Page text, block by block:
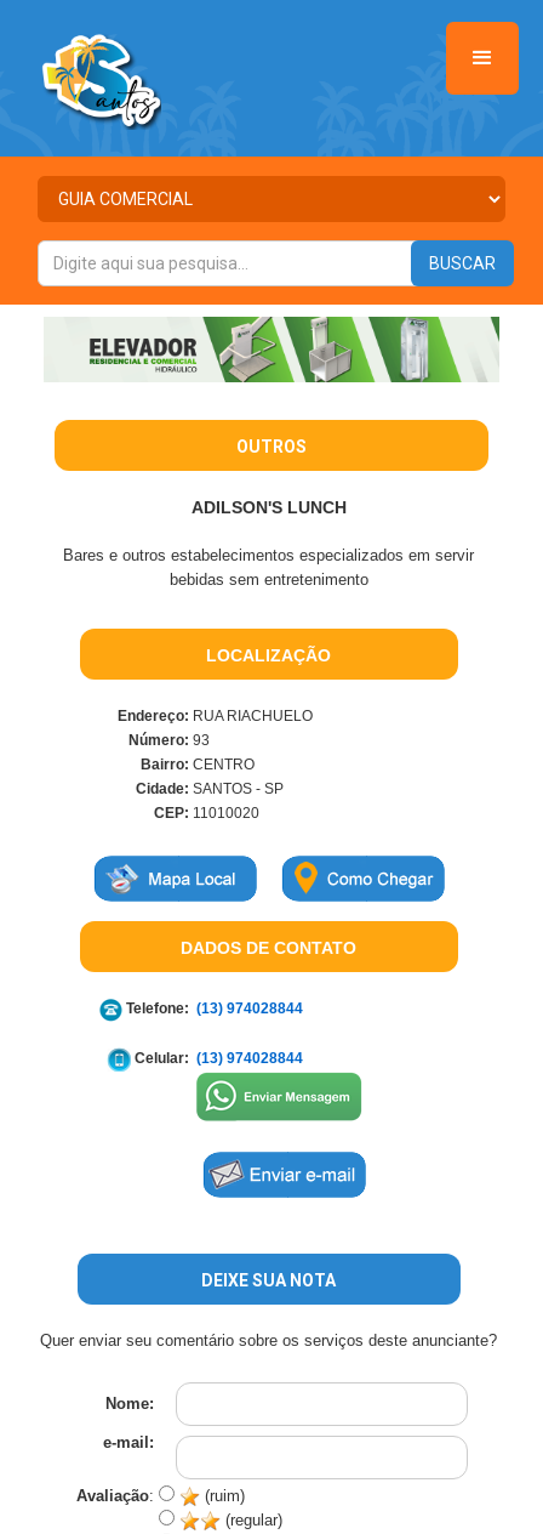
OUTROS
ADILSON'S LUNCH
Bares e outros estabelecimentos especializados em servir
bebidas sem entretenimento
LOCALIZAÇÃO
Endereço: RUA RIACHUELO
Número: 93
Bairro: CENTRO
Cidade: SANTOS - SP
CEP: 11010020
DADOS DE CONTATO
Telefone: (13) 974028844
Celular: (13) 974028844
DEIXE SUA NOTA
Quer enviar seu comentário sobre os serviços deste anunciante?
Nome:
e-mail:
Avaliação:
(ruim)
(regular)